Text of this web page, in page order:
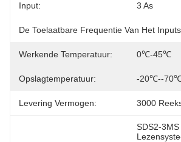
Input: 3 As
De Toelaatbare Frequentie Van Het
Werkende Temperatuur: 0℃-45℃
Opslagtemperatuur: -20℃--
Levering Vermogen: 3000
SDS2-